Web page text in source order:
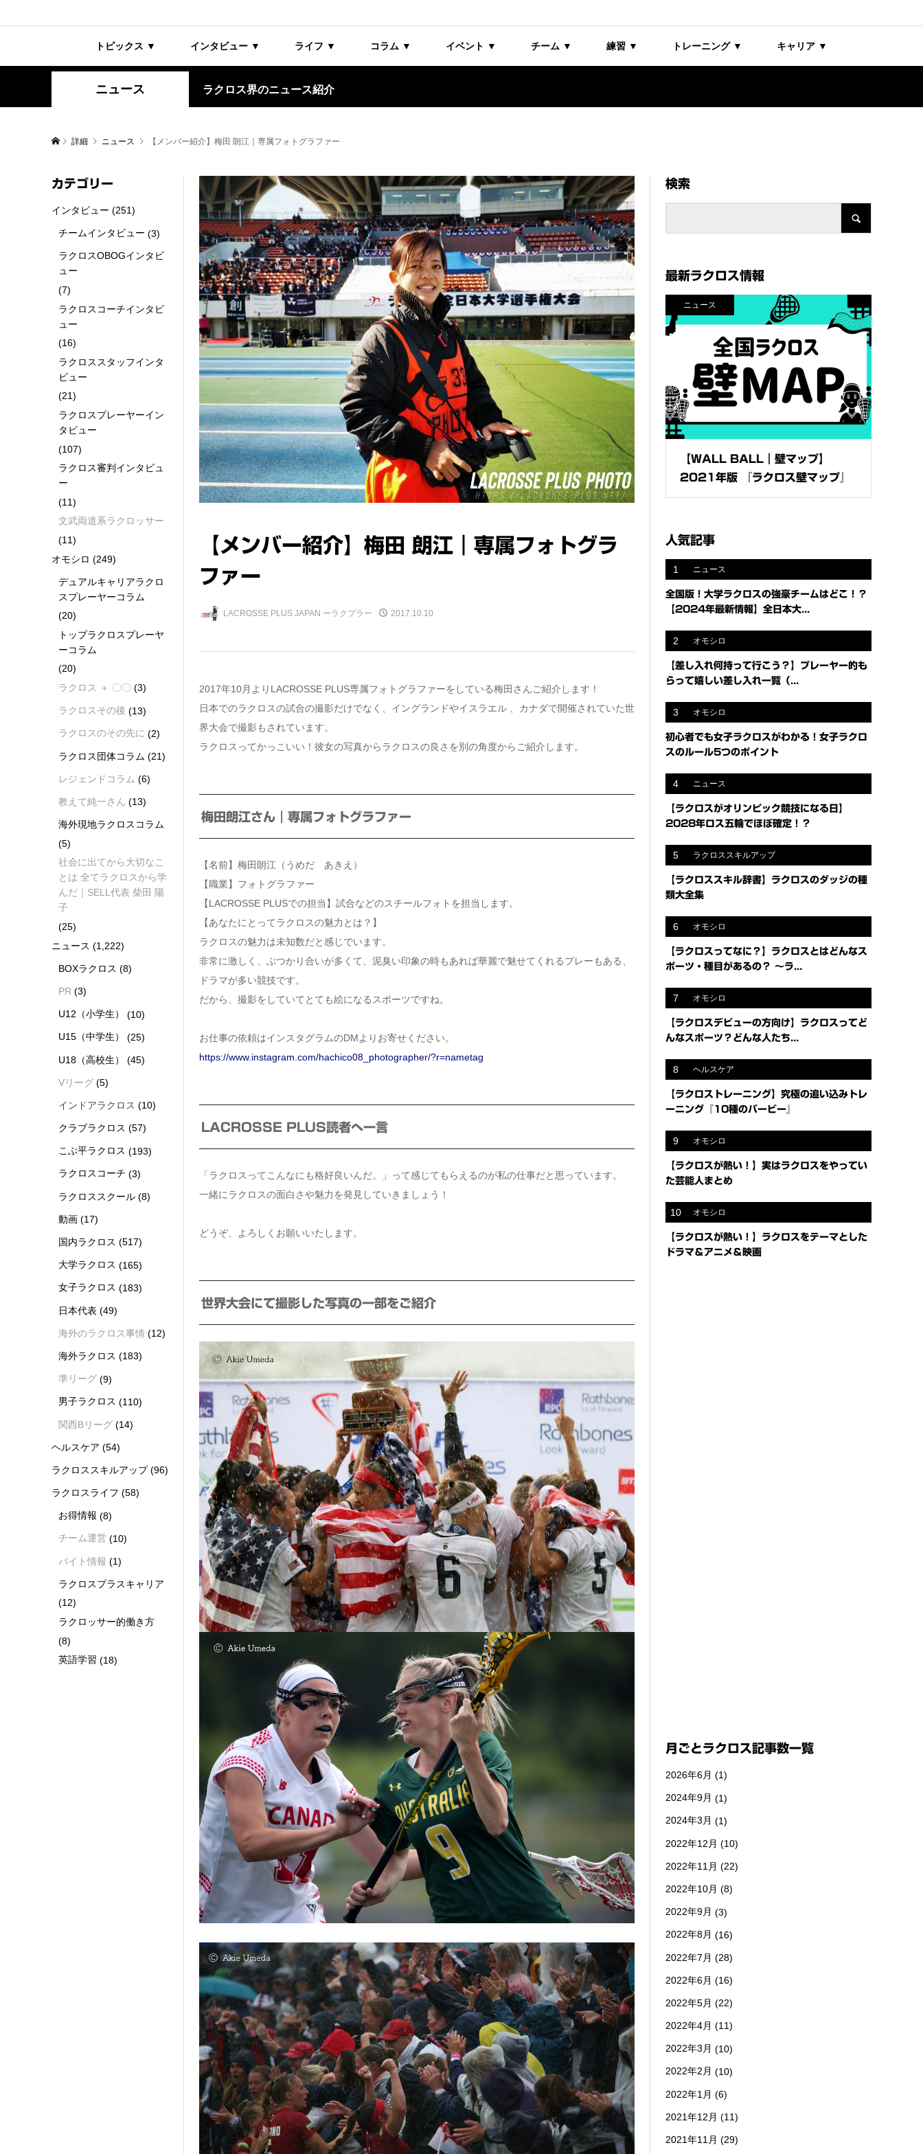
トピックス ▼ インタビュー ▼ ライフ ▼ コラム ▼ イベント ▼ チーム ▼ 練習 ▼ トレーニング ▼ キャリア ▼
ニュース ラクロス界のニュース紹介
詳細 ニュース 【メンバー紹介】梅田 朗江｜専属フォトグラファー
【メンバー紹介】梅田 朗江｜専属フォトグラ
ファー
LACROSSE PLUS JAPAN ーラクプラー 2017.10.10
2017年10月よりLACROSSE PLUS専属フォトグラファーをしている梅田さんご紹介します！
日本でのラクロスの試合の撮影だけでなく、イングランドやイスラエル 、カナダで開催されていた世
界大会で撮影もされています。
ラクロスってかっこいい！彼女の写真からラクロスの良さを別の角度からご紹介します。
梅田朗江さん｜専属フォトグラファー
【名前】梅田朗江（うめだ あきえ）
【職業】フォトグラファー
【LACROSSE PLUSでの担当】試合などのスチールフォトを担当します。
【あなたにとってラクロスの魅力とは？】
ラクロスの魅力は未知数だと感じでいます。
非常に激しく、ぶつかり合いが多くて、泥臭い印象の時もあれば華麗で魅せてくれるプレーもある、
ドラマが多い競技です。
だから、撮影をしていてとても絵になるスポーツですね。
お仕事の依頼はインスタグラムのDMよりお寄せください。
https://www.instagram.com/hachico08_photographer/?r=nametag
LACROSSE PLUS読者へ一言
「ラクロスってこんなにも格好良いんだ。」って感じてもらえるのが私の仕事だと思っています。
一緒にラクロスの面白さや魅力を発見していきましょう！
どうぞ、よろしくお願いいたします。
世界大会にて撮影した写真の一部をご紹介
検索
最新ラクロス情報
ニュース
【WALL BALL｜壁マップ】
2021年版 『ラクロス壁マップ』
人気記事
1 ニュース
全国版！大学ラクロスの強豪チームはどこ！？
【2024年最新情報】全日本大...
2 オモシロ
【差し入れ何持って行こう？】プレーヤー的も
らって嬉しい差し入れ一覧（...
3 オモシロ
初心者でも女子ラクロスがわかる！女子ラクロ
スのルール5つのポイント
4 ニュース
【ラクロスがオリンピック競技になる日】
2028年ロス五輪でほぼ確定！？
5 ラクロススキルアップ
【ラクロススキル辞書】ラクロスのダッジの種
類大全集
6 オモシロ
【ラクロスってなに？】ラクロスとはどんなス
ポーツ・種目があるの？ 〜ラ...
7 オモシロ
【ラクロスデビューの方向け】ラクロスってど
んなスポーツ？どんな人たち...
8 ヘルスケア
【ラクロストレーニング】究極の追い込みトレ
ーニング『10種のバービー』
9 オモシロ
【ラクロスが熱い！】実はラクロスをやってい
た芸能人まとめ
10 オモシロ
【ラクロスが熱い！】ラクロスをテーマとした
ドラマ＆アニメ＆映画
月ごとラクロス記事数一覧
2026年6月 (1)
2024年9月 (1)
2024年3月 (1)
2022年12月 (10)
2022年11月 (22)
2022年10月 (8)
2022年9月 (3)
2022年8月 (16)
2022年7月 (28)
2022年6月 (16)
2022年5月 (22)
2022年4月 (11)
2022年3月 (10)
2022年2月 (10)
2022年1月 (6)
2021年12月 (11)
2021年11月 (29)
カテゴリー
インタビュー (251)
チームインタビュー (3)
ラクロスOBOGインタビ
ュー
(7)
ラクロスコーチインタビ
ュー
(16)
ラクロススタッフインタ
ビュー
(21)
ラクロスプレーヤーイン
タビュー
(107)
ラクロス審判インタビュ
ー
(11)
文武両道系ラクロッサー
(11)
オモシロ (249)
デュアルキャリアラクロ
スプレーヤーコラム
(20)
トップラクロスプレーヤ
ーコラム
(20)
ラクロス ＋ 〇〇 (3)
ラクロスその後 (13)
ラクロスのその先に (2)
ラクロス団体コラム (21)
レジェンドコラム (6)
教えて純一さん (13)
海外現地ラクロスコラム
(5)
社会に出てから大切なこ
とは 全てラクロスから学
んだ｜SELL代表 柴田 陽
子
(25)
ニュース (1,222)
BOXラクロス (8)
PR (3)
U12（小学生） (10)
U15（中学生） (25)
U18（高校生） (45)
Vリーグ (5)
インドアラクロス (10)
クラブラクロス (57)
こぶ平ラクロス (193)
ラクロスコーチ (3)
ラクロススクール (8)
動画 (17)
国内ラクロス (517)
大学ラクロス (165)
女子ラクロス (183)
日本代表 (49)
海外のラクロス事情 (12)
海外ラクロス (183)
準リーグ (9)
男子ラクロス (110)
関西Bリーグ (14)
ヘルスケア (54)
ラクロススキルアップ(96)
ラクロスライフ (58)
お得情報 (8)
チーム運営 (10)
バイト情報 (1)
ラクロスプラスキャリア
(12)
ラクロッサー的働き方
(8)
英語学習 (18)